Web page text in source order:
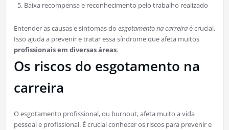
Baixa recompensa e reconhecimento pelo trabalho realizado
Entender as causas e sintomas do esgotamento na carreiraé crucial.
Isso ajuda a prevenir e tratar essa síndrome que afeta muitos
profissionais em diversas áreas.
Os riscos do esgotamento na
carreira
O esgotamento profissional, ou burnout, afeta muito a vida
pessoal e profissional. É crucial conhecer os riscos para prevenir e